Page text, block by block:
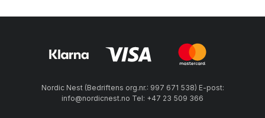
Nordic Nest (Bedriftens org.nr.: 997 671 538) E-post:
info@nordicnest.no Tel: +47 23 509 366